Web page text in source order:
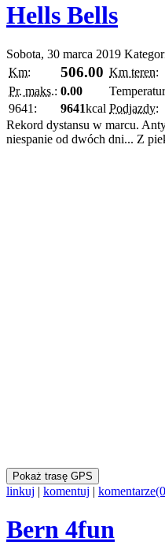
Hells Bells
Sobota, 30 marca 2019
Km:
506.00 Km teren:
Pr. maks.: 0.00
9641:
9641kcal Podjazdy:
Rekord dystansu w marcu.
niespanie od dwóch dni... Z
Pokaż trasę GPS
linkuj | komentuj |
Bern 4fun